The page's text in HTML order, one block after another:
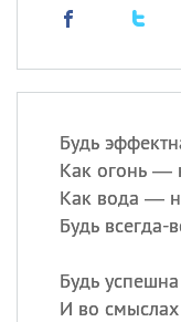
Будь
Как огонь —
Как вода —
Будь всегда-
Будь
И во смыслах